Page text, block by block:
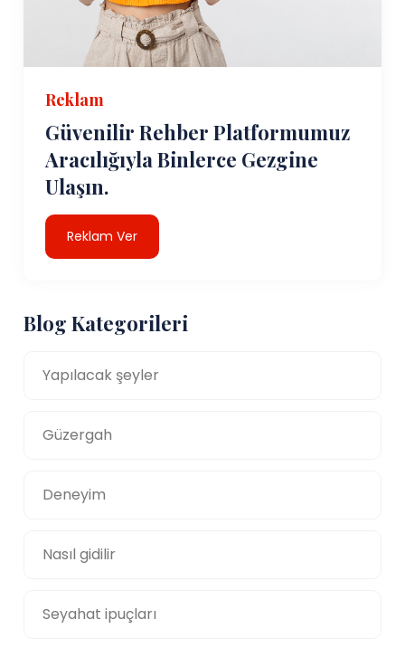
Reklam
Güvenilir Rehber Platformumuz
Aracılığıyla Binlerce Gezgine
Ulaşın.
Reklam Ver
Blog Kategorileri
Yapılacak şeyler
Güzergah
Deneyim
Nasıl gidilir
Seyahat ipuçları